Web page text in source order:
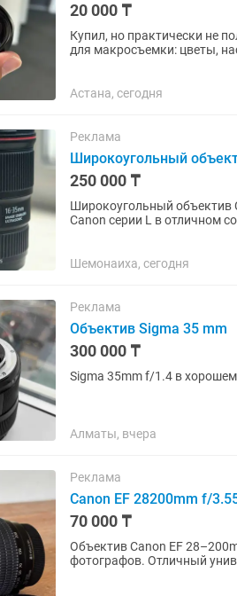
20 000 ₸
Купил, но практически не
для макросъемки: цветы,
Астана, сегодня
Реклама
Широкоугольный
250 000 ₸
Широкоугольный объектив Canon EF 16-
Canon серии L в отличном
Шемонаиха, сегодня
Реклама
Объектив Sigma 35 mm
300 000 ₸
Sigma 35mm f/1.4 в
Алматы, вчера
Реклама
Canon EF 28200mm f/
70 000 ₸
Объектив Canon EF
фотографов. Отличный универсальный объектив «на каждый день» — перекрывает большой